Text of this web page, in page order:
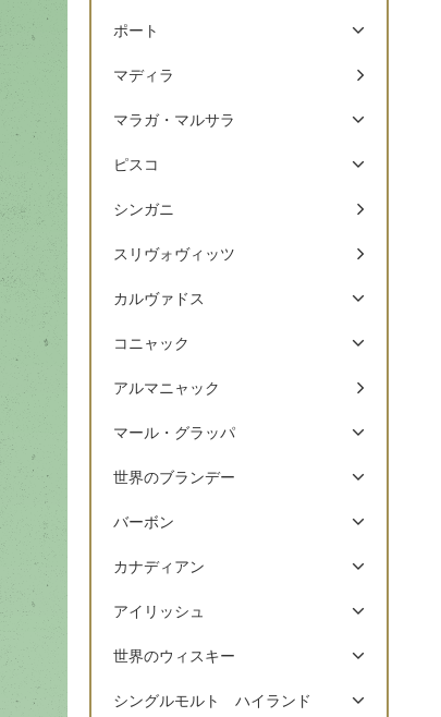
ポート
マディラ
マラガ・マルサラ
ピスコ
シンガニ
スリヴォヴィッツ
カルヴァドス
コニャック
アルマニャック
マール・グラッパ
世界のブランデー
バーボン
カナディアン
アイリッシュ
世界のウィスキー
シングルモルト ハイランド